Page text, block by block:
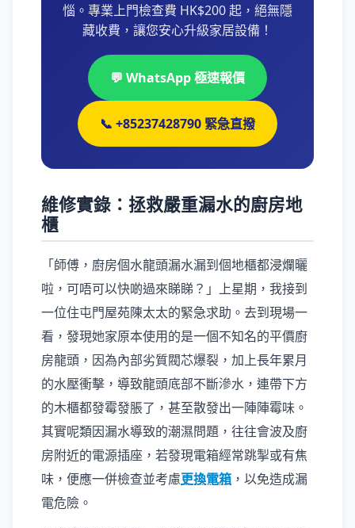
惱。專業上門檢查費 HK$200 起，絕無隱
藏收費，讓您安心升級家居設備！
💬 WhatsApp 極速報價
📞 +85237428790 緊急直撥
維修實錄：拯救嚴重漏水的廚房地
櫃
「師傅，廚房個水龍頭漏水漏到個地櫃都浸爛曬
啦，可唔可以快啲過來睇睇？」上星期，我接到
一位住屯門屋苑陳太太的緊急求助。去到現場一
看，發現她家原本使用的是一個不知名的平價廚
房龍頭，因為內部劣質閥芯爆裂，加上長年累月
的水壓衝擊，導致龍頭底部不斷滲水，連帶下方
的木櫃都發霉發脹了，甚至散發出一陣陣霉味。
其實呢類因漏水導致的潮濕問題，往往會波及廚
房附近的電源插座，若發現電箱經常跳掣或有焦
味，便應一併檢查並考慮更換電箱 ，以免造成漏
電危險。